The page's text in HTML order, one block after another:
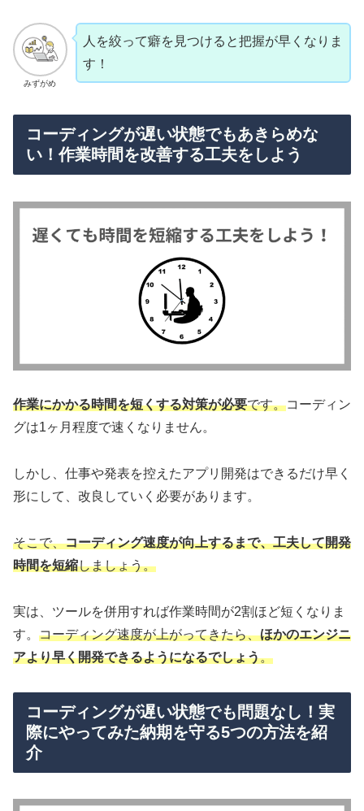
みずがめ
人を絞って癖を見つけると把握が早くなりま
す！
コーディングが遅い状態でもあきらめな
い！作業時間を改善する工夫をしよう
作業にかかる時間を短くする対策が必要です。コーディン
グは1ヶ月程度で速くなりません。
しかし、仕事や発表を控えたアプリ開発はできるだけ早く
形にして、改良していく必要があります。
そこで、コーディング速度が向上するまで、工夫して開発
時間を短縮しましょう。
実は、ツールを併用すれば作業時間が2割ほど短くなりま
す。 コーディング速度が上がってきたら、ほかのエンジニ
アより早く開発できるようになるでしょう。
コーディングが遅い状態でも問題なし！実
際にやってみた納期を守る5つの方法を紹
介